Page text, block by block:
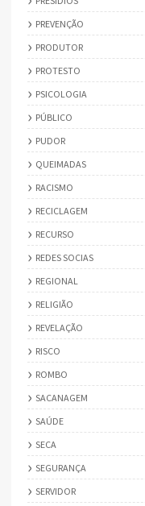
PREVENÇÃO
PRODUTOR
PROTESTO
PSICOLOGIA
PÚBLICO
PUDOR
QUEIMADAS
RACISMO
RECICLAGEM
RECURSO
REDES SOCIAS
REGIONAL
RELIGIÃO
REVELAÇÃO
RISCO
ROMBO
SACANAGEM
SAÚDE
SECA
SEGURANÇA
SERVIDOR